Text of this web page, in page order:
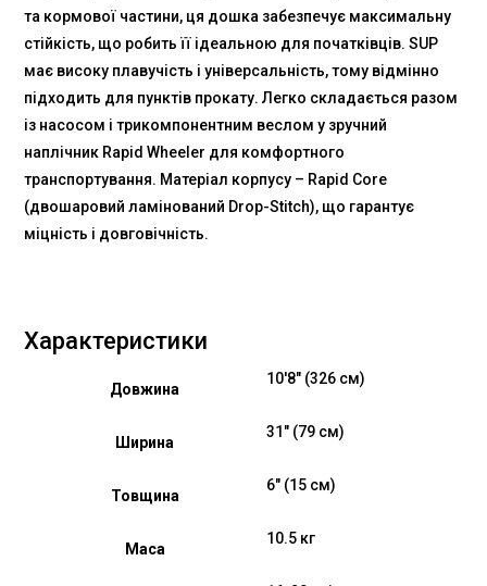
та кормової частини, ця дошка забезпечує максимальну
стійкість, що робить її ідеальною для початківців. SUP
має високу плавучість і універсальність, тому відмінно
підходить для пунктів прокату. Легко складається разом
із насосом і трикомпонентним веслом у зручний
наплічник Rapid Wheeler для комфортного
транспортування. Матеріал корпусу – Rapid Core
(двошаровий ламінований Drop-Stitch), що гарантує
міцність і довговічність.
Характеристики
Довжина
10'8" (326 см)
Ширина
31" (79 см)
Товщина
6" (15 см)
Маса
10.5 кг